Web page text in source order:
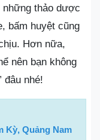
những thảo dược
bấm huyệt cũng
Hơn nữa,
nên bạn không
đâu nhé!
Kỳ, Quảng Nam